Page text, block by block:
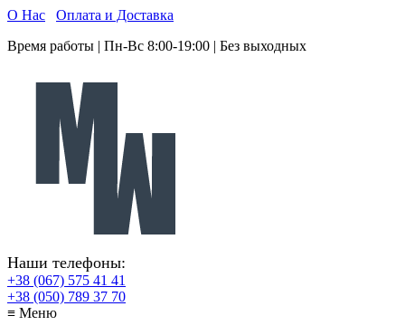
О Нас
Оплата и Доставка
Время работы | Пн-Вс 8:00-19:00 | Без выходных
Наши телефоны:
+38 (067) 575 41 41
+38 (050) 789 37 70
≡ Меню